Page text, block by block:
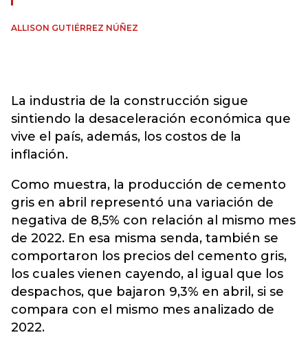
ALLISON GUTIÉRREZ NÚÑEZ
La industria de la construcción sigue
sintiendo la desaceleración económica que
vive el país, además, los costos de la
inflación.
Como muestra, la producción de cemento
gris en abril representó una variación de
negativa de 8,5% con relación al mismo mes
de 2022. En esa misma senda, también se
comportaron los precios del cemento gris,
los cuales vienen cayendo, al igual que los
despachos, que bajaron 9,3% en abril, si se
compara con el mismo mes analizado de
2022.